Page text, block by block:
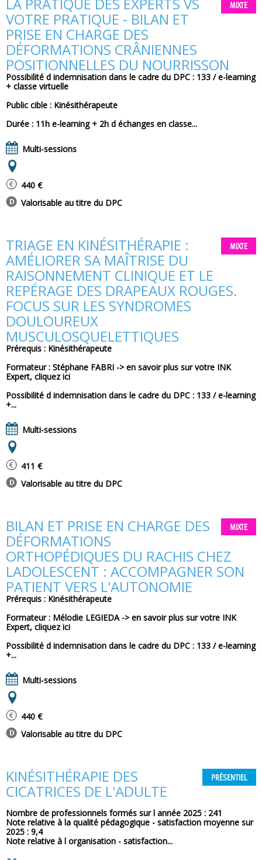
MIXTE
VOTRE PRATIQUE - BILAN ET
PRISE EN CHARGE DES
DÉFORMATIONS CRÂNIENNES
POSITIONNELLES DU NOURRISSON
Possibilité d indemnisation dans le cadre du DPC : 133 / e-learning
+ classe virtuelle
Public cible : Kinésithérapeute
Durée : 11h e-learning + 2h d échanges en classe...
Multi-sessions
440 €
Valorisable au titre du DPC
MIXTE
TRIAGE EN KINÉSITHÉRAPIE :
AMÉLIORER SA MAÎTRISE DU
RAISONNEMENT CLINIQUE ET LE
REPÉRAGE DES DRAPEAUX ROUGES.
FOCUS SUR LES SYNDROMES
DOULOUREUX
MUSCULOSQUELETTIQUES
Prérequis : Kinésithérapeute
Formateur : Stéphane FABRI -> en savoir plus sur votre INK
Expert, cliquez ici
Possibilité d indemnisation dans le cadre du DPC : 133 / e-learning
+...
Multi-sessions
411 €
Valorisable au titre du DPC
MIXTE
BILAN ET PRISE EN CHARGE DES
DÉFORMATIONS
ORTHOPÉDIQUES DU RACHIS CHEZ
LADOLESCENT : ACCOMPAGNER SON
PATIENT VERS L'AUTONOMIE
Prérequis : Kinésithérapeute
Formateur : Mélodie LEGIEDA -> en savoir plus sur votre INK
Expert, cliquez ici
Possibilité d indemnisation dans le cadre du DPC : 133 / e-learning
+...
Multi-sessions
440 €
Valorisable au titre du DPC
PRÉSENTIEL
KINÉSITHÉRAPIE DES
CICATRICES DE L'ADULTE
Nombre de professionnels formés sur l année 2025 : 241
Note relative à la qualité pédagogique - satisfaction moyenne sur
2025 : 9,4
Note relative à l organisation - satisfaction...